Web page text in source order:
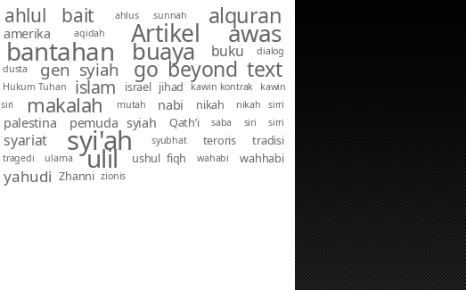
ahlul bait ahlus sunnah alquran
amerika aqidah Artikel awas
bantahan buaya buku
dialog
dusta
gen syiah go beyond text
Hukum Tuhan islam israel jihad kawin kontrak
kawin
siri
makalah mutah nabi nikah nikah sirri
palestina pemuda syiah Qath’i saba siri sirri
syariat syi'ah syubhat teroris tradisi
tragedi ulama ulil ushul fiqh wahabi wahhabi
yahudi Zhanni zionis